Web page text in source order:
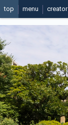
top menu creator